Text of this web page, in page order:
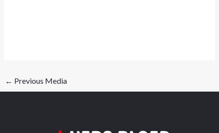
← Previous Media